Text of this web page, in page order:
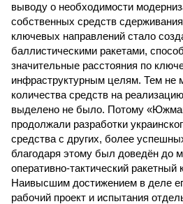
выводу о необходимости
собственных средств
ключевых направлений стало
баллистическими ракетами,
значительные расстояния по
инфраструктурным целям. Тем не
количества средств на
выделено не было. Потому
продолжали разработки
средства с других, более
благодаря этому был доведён до
оперативно-тактический
Наивысшим достижением в деле
рабочий проект и испытания